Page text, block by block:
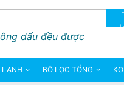
dấu đều được
LẠNH BỘ LỌC TỔNG